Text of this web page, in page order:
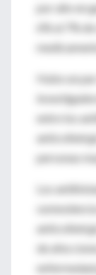
por año en
6% al 7%
Hubo un
entre los
personas
Los
de